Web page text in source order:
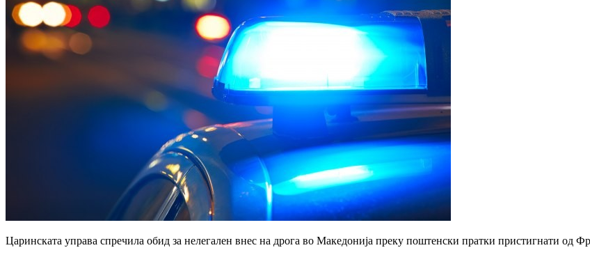
Царинската управа спречила обид за нелегален внес на дрога во Македонија преку поштенски пратки пристигнати од